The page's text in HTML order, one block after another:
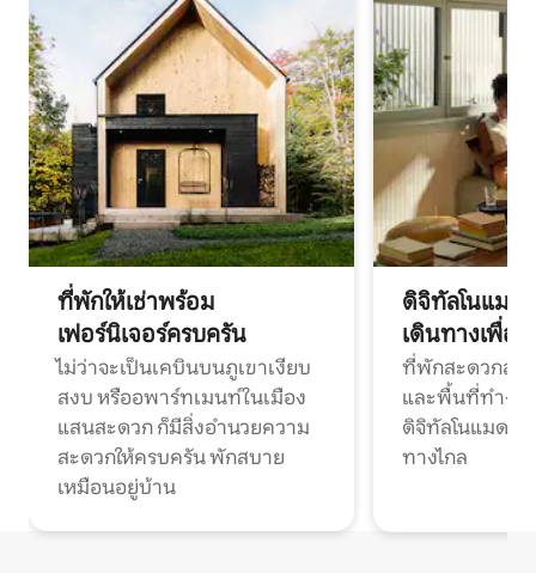
ที่พักให้เช่าพร้อม
เฟอร์นิเจอร์ครบครัน
ไม่ว่าจะเป็นเคบินบนภูเขาเงียบ
สงบ หรืออพาร์ทเมนท์ในเมือง
แสนสะดวก ก็มีสิ่งอำนวยความ
สะดวกให้ครบครัน พักสบาย
เหมือนอยู่บ้าน
ดิจิทัลโนแมด
เดินทางเพื่อ
ที่พักสะดวกสบ
และพื้นที่ทำงา
ดิจิทัลโนแมดแ
ทางไกล